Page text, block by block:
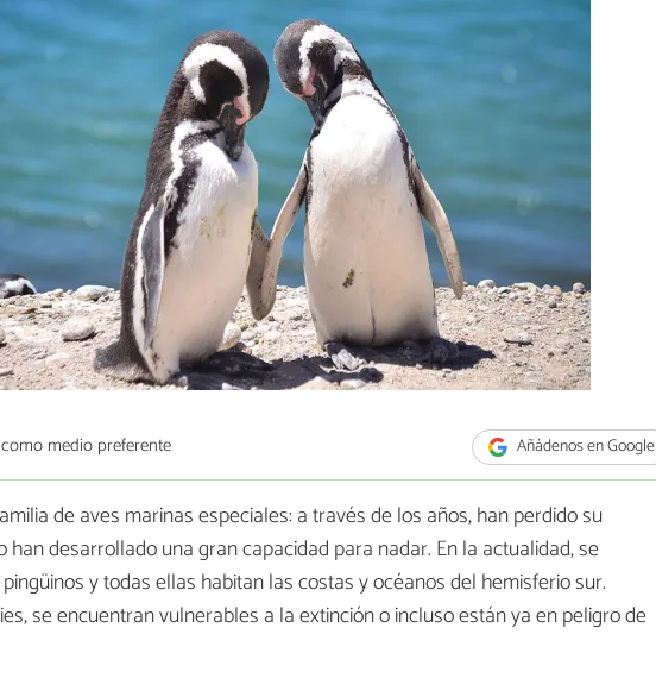
medio preferente Añádenos en Google
de aves marinas especiales: a través de los años, han perdido su
han desarrollado una gran capacidad para nadar. En la actualidad, se
y todas ellas habitan las costas y océanos del hemisferio sur.
se encuentran vulnerables a la extinción o incluso están ya en peligro de